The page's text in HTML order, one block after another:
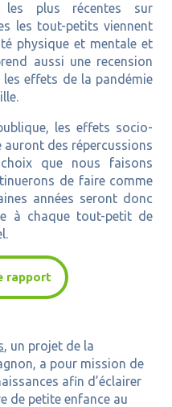
plus récentes sur
les tout-petits viennent
physique et mentale et
aussi une recension
effets de la pandémie
les effets socio-
des répercussions
que nous faisons
de faire comme
années seront donc
à chaque tout-petit de
rapport
, un projet de la
a pour mission de
afin d’éclairer
de petite enfance au